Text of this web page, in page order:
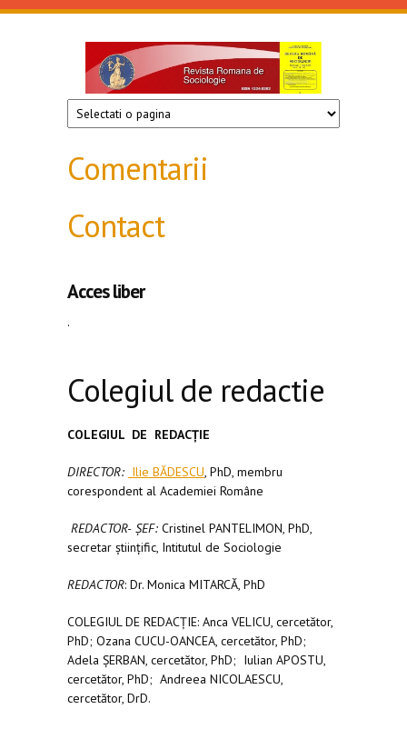
Mergi la conţinutul principal
Revista
de
sociologie
Comentarii
Contact
Acces liber
.
Colegiul de redactie
COLEGIUL DE REDACŢIE
DIRECTOR: Ilie BĂDESCU, PhD, membru
corespondent al Academiei Române
REDACTOR- ȘEF: Cristinel PANTELIMON, PhD,
secretar științific, Intitutul de Sociologie
REDACTOR: Dr. Monica MITARCĂ, PhD
COLEGIUL DE REDACȚIE: Anca VELICU, cercetător,
PhD; Ozana CUCU-OANCEA, cercetător, PhD;
Adela ȘERBAN, cercetător, PhD; Iulian APOSTU,
cercetător, PhD; Andreea NICOLAESCU,
cercetător, DrD.